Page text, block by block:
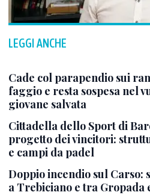
LEGGI ANCHE
Cade col parapendio sui
faggio e resta sospesa nel
giovane salvata
Cittadella dello Sport di
progetto dei vincitori:
e campi da padel
Doppio incendio sul Carso:
a Trebiciano e tra Gropada